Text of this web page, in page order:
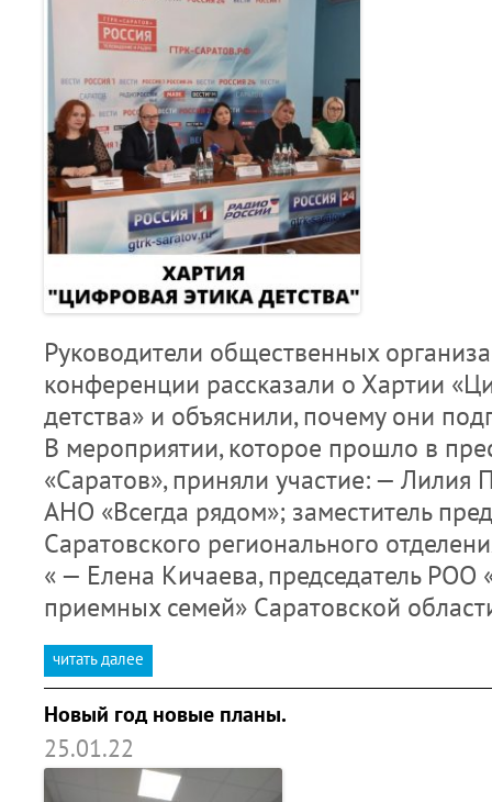
Руководители общественных
конференции рассказали о Хартии
детства» и объяснили, почему они
В мероприятии, которое прошло в
«Саратов», приняли участие: — Лилия
АНО «Всегда рядом»; заместитель
Саратовского регионального
« — Елена Кичаева, председатель РОО
приемных семей» Саратовской
читать далее
Новый год новые планы.
25.01.22